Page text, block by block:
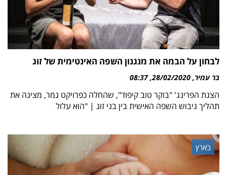
לבחון על הבמה את מנגנון השפה האינטימית של זוג
בר עמיר 28/02/2020
08:37
הצגת הפרינג' "בוקר טוב קיפוד", שהחלה כפרויקט גמר, מציגה את
תהליך גיבוש השפה האישית בין בני זוג | "הוא עלול
בארץ